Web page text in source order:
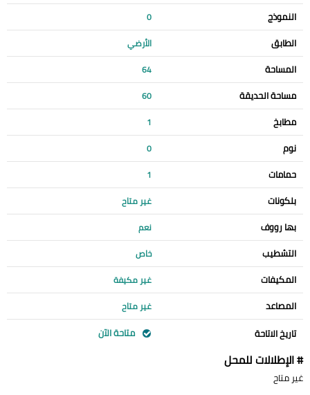
النموذج 0
الطابق الأرضي
المساحة 64
مساحة الحديقة 60
مطابخ 1
نوم 0
حمامات 1
بلكونات غير متاح
بها رووف نعم
التشطيب خاص
المكيفات غير مكيفة
المصاعد غير متاح
تاريخ الاتاحة متاحة الآن
# الإطلالات للمحل
غير متاح